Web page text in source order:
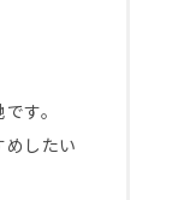
す。
めしたい